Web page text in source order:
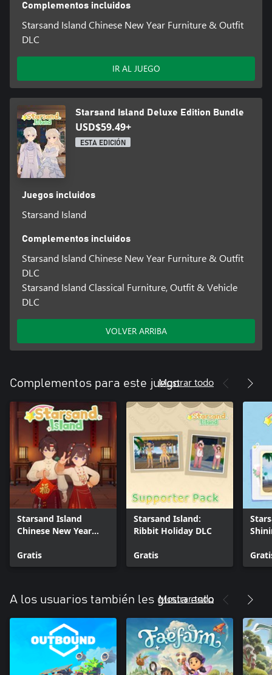
Complementos incluidos
Starsand Island Chinese New Year Furniture & Outfit
DLC
IR AL JUEGO
Starsand Island Deluxe Edition Bundle
USD$59.49+
ESTA EDICIÓN
Juegos incluidos
Starsand Island
Complementos incluidos
Starsand Island Chinese New Year Furniture & Outfit
DLC
Starsand Island Classical Furniture, Outfit & Vehicle
DLC
VOLVER ARRIBA
Complementos para este juegoMostrar todo
Starsand Island
Chinese New Year
DLC
Gratis
Starsand Island:
Ribbit Holiday DLC
Gratis
A los usuarios también les gusta esto
Mostrar todo